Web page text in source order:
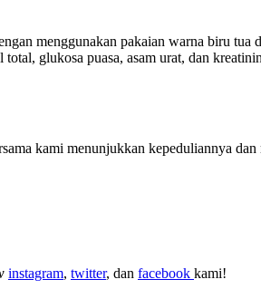
menggunakan pakaian warna biru tua
glukosa puasa, asam urat, dan
kami menunjukkan kepeduliannya
instagram, twitter, dan facebook kami!